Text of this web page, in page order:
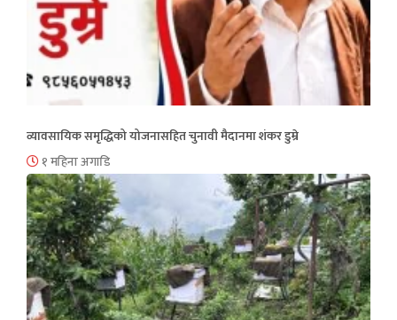
व्यावसायिक समृद्धिको योजनासहित चुनावी मैदानमा शंकर डुम्रे
१ महिना अगाडि